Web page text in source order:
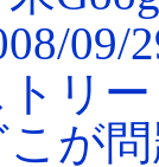
09/
トリ
こが